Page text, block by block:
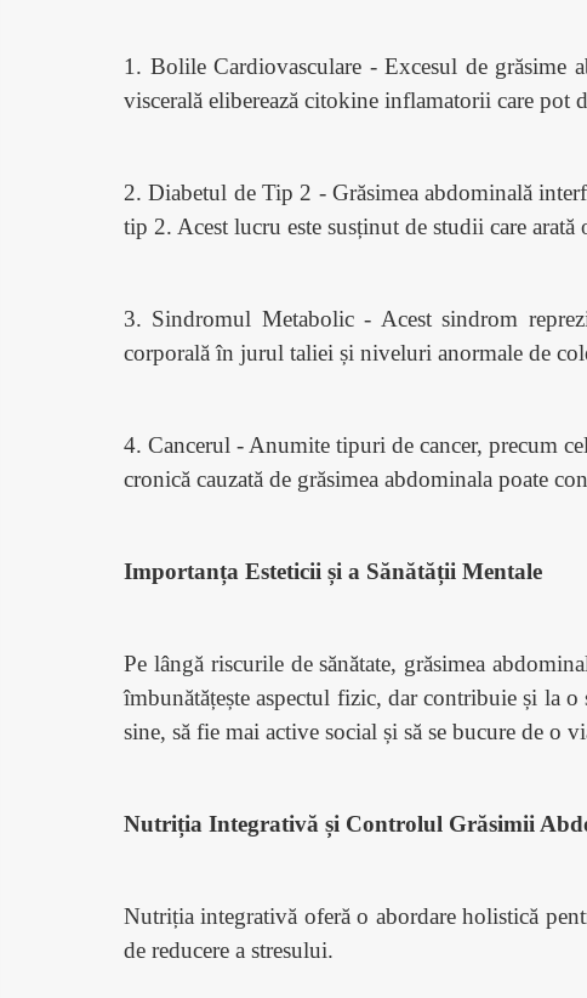
1. Bolile Cardiovasculare - Excesul de grăsime
viscerală eliberează citokine inflamatorii care pot
2. Diabetul de Tip 2 - Grăsimea abdominală
tip 2. Acest lucru este susținut de studii care
3. Sindromul Metabolic - Acest sindrom
corporală în jurul taliei și niveluri anormale de
4. Cancerul - Anumite tipuri de cancer, precum
cronică cauzată de grăsimea abdominala poate
Importanța Esteticii și a Sănătății Mentale
Pe lângă riscurile de sănătate, grăsimea
îmbunătățește aspectul fizic, dar contribuie și la
sine, să fie mai active social și să se bucure de o
Nutriția Integrativă și Controlul Grăsimii
Nutriția integrativă oferă o abordare holistică
de reducere a stresului.